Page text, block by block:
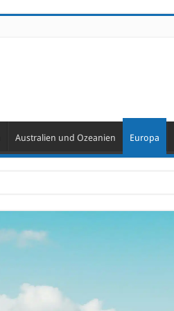
Australien und Ozeanien Europa